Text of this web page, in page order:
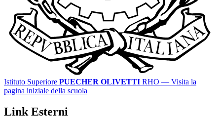
Istituto Superiore PUECHER OLIVETTI RHO — Visita la
pagina iniziale della scuola
Link Esterni